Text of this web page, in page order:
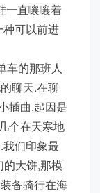
一直嚷嚷着
可以前进
车的那班人
聊天.在聊
插曲,起因是
个在天寒地
们印象最
大饼,那模
备骑行在海